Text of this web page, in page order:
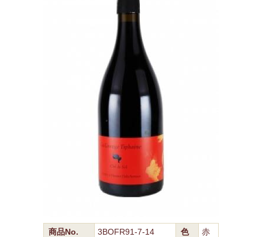
商品No. 3BOFR91-7-14 色
赤